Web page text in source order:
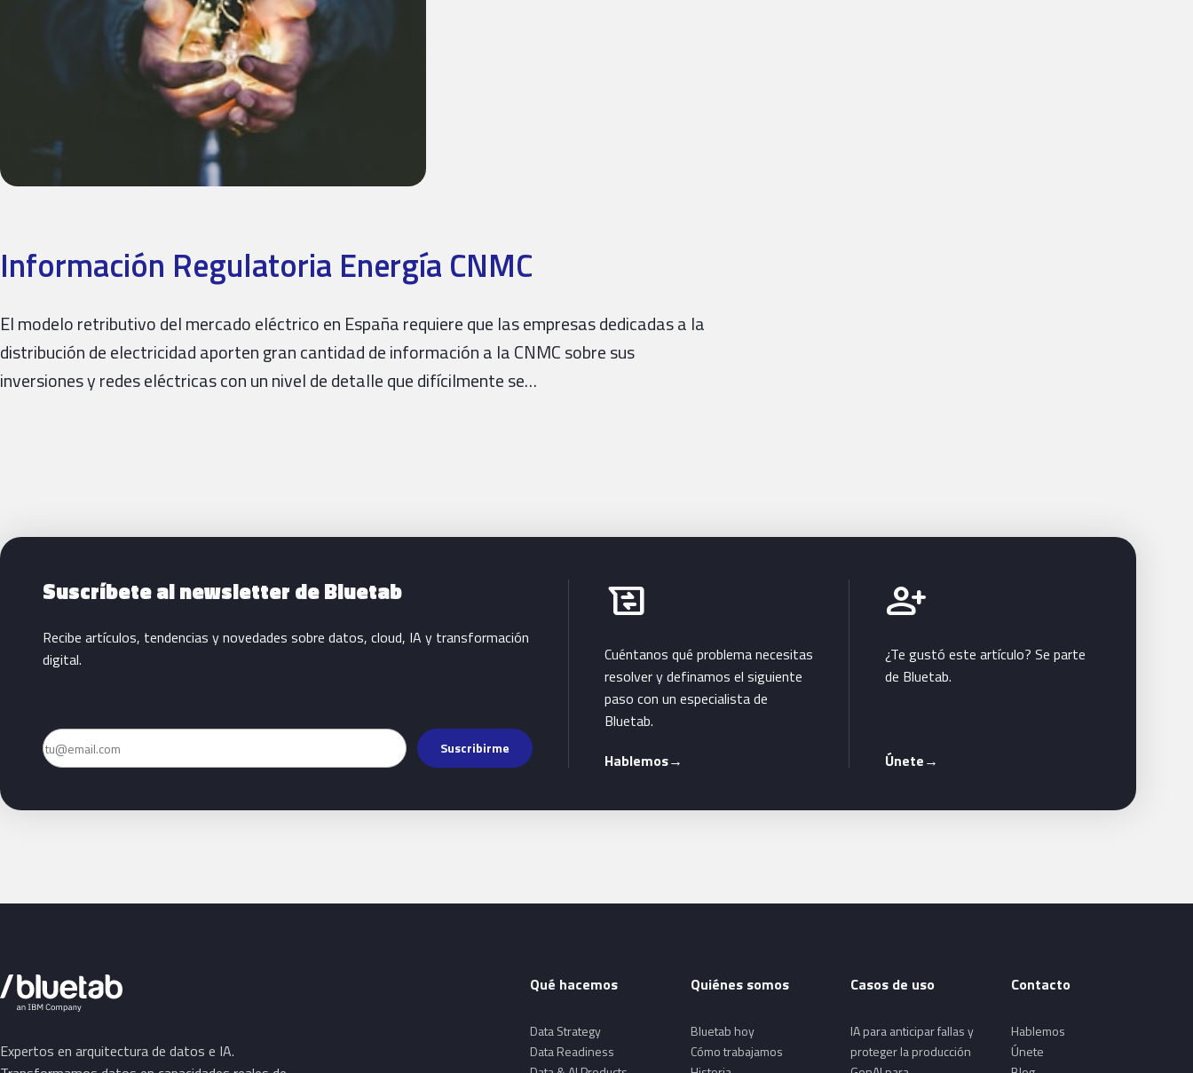
Información Regulatoria Energía CNMC
El modelo retributivo del mercado eléctrico en España requiere que las empresas dedicadas a la
distribución de electricidad aporten gran cantidad de información a la CNMC sobre sus
inversiones y redes eléctricas con un nivel de detalle que difícilmente se…
Siguientes pasos con Bluetab
Suscríbete al newsletter de Bluetab
Recibe artículos, tendencias y novedades sobre datos, cloud, IA y transformación
digital.
Email Suscribirme
business_messages
Habla con Bluetab
Cuéntanos qué problema necesitas
resolver y definamos el siguiente
paso con un especialista de
Bluetab.
Hablemos→
person_add
Únete a Bluetab
¿Te gustó este artículo? Se parte
de Bluetab.
Únete→
Expertos en arquitectura de datos e IA.
Qué hacemos
Data Strategy
Data Readiness
Quiénes somos
Bluetab hoy
Cómo trabajamos
Casos de uso
IA para anticipar fallas y
proteger la producción
Contacto
Hablemos
Únete